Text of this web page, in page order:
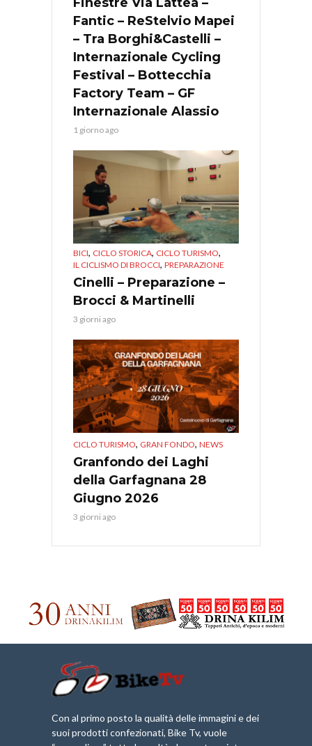
Fantic – ReStelvio Mapei
– Tra Borghi&Castelli –
Internazionale Cycling
Festival – Bottecchia
Factory Team – GF
Internazionale Alassio
1 giorno ago
BICI, CICLO STORICA, CICLO TURISMO,
IL CICLISMO DI BROCCI, PREPARAZIONE
Cinelli – Preparazione –
Brocci & Martinelli
3 giorni ago
CICLO TURISMO, GRAN FONDO, NEWS
Granfondo dei Laghi
della Garfagnana 28
Giugno 2026
3 giorni ago
Con al primo posto la qualità delle immagini e dei
suoi prodotti confezionati, Bike Tv, vuole